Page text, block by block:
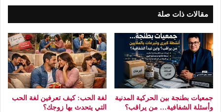
مقالات ذات صلة
جمعيات بطنجة بين الحركية المدنية
وأسئلة الشفافية… من يراقب؟
لغة الحب: كيف تعرفين لغة الحب
التي يتحدث بها زوجك؟